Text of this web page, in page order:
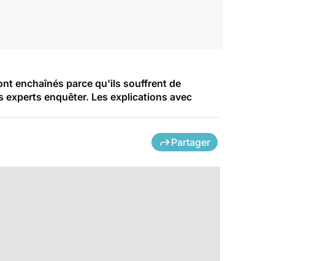
enchaînés parce qu'ils souffrent de
enquêter. Les explications avec
Partager